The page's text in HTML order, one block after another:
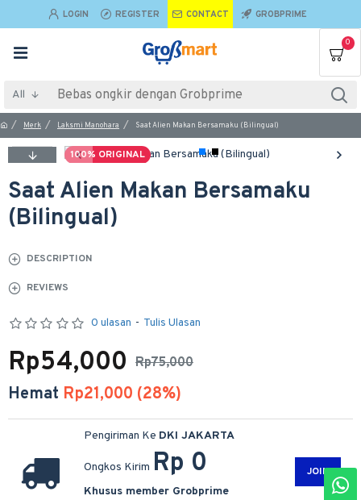
LOGIN REGISTER CONTACT GROBPRIME
0
All
Merk Laksmi Manohara Saat Alien Makan Bersamaku (Bilingual)
100% ORIGINAL
Saat Alien Makan Bersamaku
(Bilingual)
DESCRIPTION
REVIEWS
0 ulasan - Tulis Ulasan
Rp75,000
Rp54,000
Hemat Rp21,000 (28%)
Pengiriman Ke DKI JAKARTA
Ongkos Kirim Rp 0
Khusus member Grobprime
JOIN